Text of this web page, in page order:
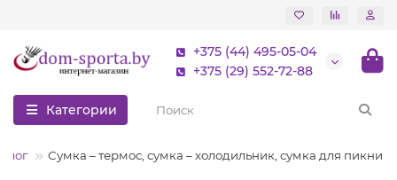
+375 (44) 495-05-04
+375 (29) 552-72-88
Категории
Блог Сумка – термос, сумка – холодильник, сумка для пикника